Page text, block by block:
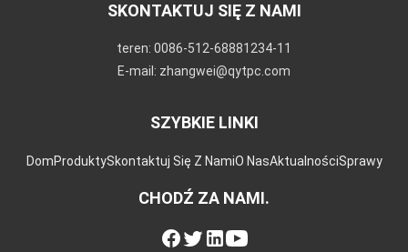
SKONTAKTUJ SIĘ Z NAMI
teren: 0086-512-68881234-11
E-mail: zhangwei@qytpc.com
SZYBKIE LINKI
DomProduktySkontaktuj Się Z NamiO NasAktualnościSprawy
CHODŹ ZA NAMI.